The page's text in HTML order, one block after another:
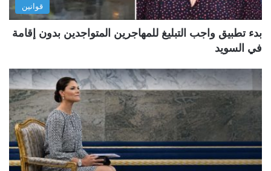
قوانين
بدء تطبيق واجب التبليغ للمهاجرين المتواجدين بدون إقامة
في السويد